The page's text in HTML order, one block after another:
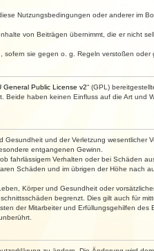
Nutzungsbedingungen oder anderer im
von Beiträgen übernimmt, die er nicht
sie gegen o. g. Regeln verstoßen
General Public License v2“ (GPL)
haben keinen Einfluss auf die Art
und der Verletzung
entgangenen Gewinn.
fahrlässigem Verhalten oder bei Schäden
Schäden und im übrigen der Höhe
Körper und Gesundheit oder
begrenzt. Dies gilt auch für
der Mitarbeiter und Erfüllungsgehilfen des